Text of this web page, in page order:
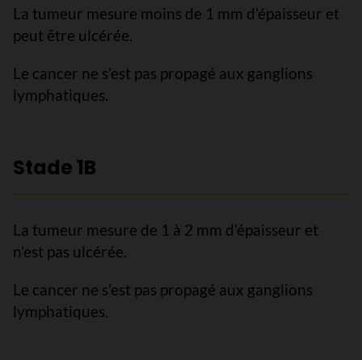
La tumeur mesure moins de 1 mm d’épaisseur et
peut être ulcérée.
Le cancer ne s’est pas propagé aux ganglions
lymphatiques.
Stade 1B
La tumeur mesure de 1 à 2 mm d’épaisseur et
n’est pas ulcérée.
Le cancer ne s’est pas propagé aux ganglions
lymphatiques.